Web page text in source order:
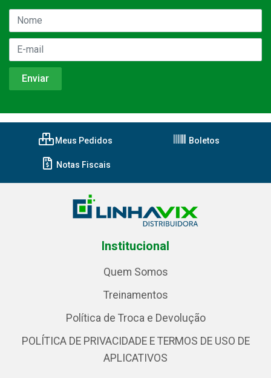
Meus Pedidos Boletos
Notas Fiscais
Institucional
Quem Somos
Treinamentos
Política de Troca e Devolução
POLÍTICA DE PRIVACIDADE E TERMOS DE USO DE
APLICATIVOS